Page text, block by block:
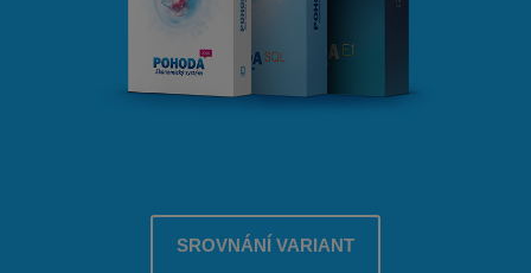
SROVNÁNÍ VARIANT